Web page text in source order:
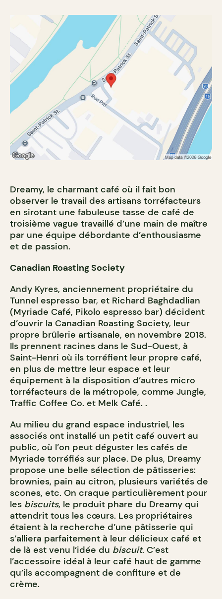
Dreamy, le charmant café où il fait bon
observer le travail des artisans torréfacteurs
en sirotant une fabuleuse tasse de café de
troisième vague travaillé d’une main de maître
par une équipe débordante d’enthousiasme
et de passion.
Canadian Roasting Society
Andy Kyres, anciennement propriétaire du
Tunnel espresso bar, et Richard Baghdadlian
(Myriade Café, Pikolo espresso bar) décident
d’ouvrir la Canadian Roasting Society, leur
propre brûlerie artisanale, en novembre 2018.
Ils prennent racines dans le Sud-Ouest, à
Saint-Henri où ils torréfient leur propre café,
en plus de mettre leur espace et leur
équipement à la disposition d’autres micro
torréfacteurs de la métropole, comme Jungle,
Traffic Coffee Co. et Melk Café. .
Au milieu du grand espace industriel, les
associés ont installé un petit café ouvert au
public, où l’on peut déguster les cafés de
Myriade torréfiés sur place. De plus, Dreamy
propose une belle sélection de pâtisseries:
brownies, pain au citron, plusieurs variétés de
scones, etc. On craque particulièrement pour
les biscuits, le produit phare du Dreamy qui
attendrit tous les cœurs. Les propriétaires
étaient à la recherche d’une pâtisserie qui
s’alliera parfaitement à leur délicieux café et
de là est venu l’idée du biscuit. C’est
l’accessoire idéal à leur café haut de gamme
qu’ils accompagnent de confiture et de
crème.